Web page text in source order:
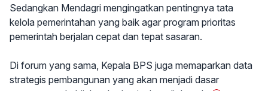
Sedangkan Mendagri mengingatkan pentingnya tata
kelola pemerintahan yang baik agar program prioritas
pemerintah berjalan cepat dan tepat sasaran.
Di forum yang sama, Kepala BPS juga memaparkan data
strategis pembangunan yang akan menjadi dasar